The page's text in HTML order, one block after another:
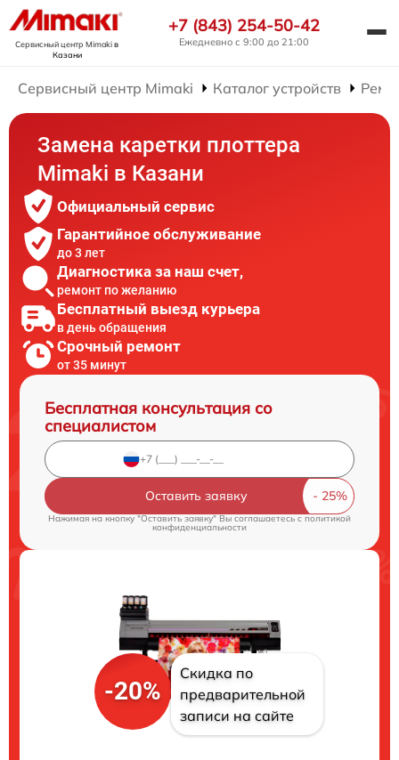
Сервисный центр Mimakiв
Казани
+7 (843) 254-50-42
Ежедневно с 9:00 до 21:00
Сервисный центр Mimaki Каталог устройств
Замена каретки плоттера
Mimaki в Казани
Официальный сервис
Гарантийное обслуживание
до 3 лет
Диагностика за наш счет,
ремонт по желанию
Бесплатный выезд курьера
в день обращения
Срочный ремонт
от 35 минут
Бесплатная консультация со
специалистом
Оставить заявку
Нажимая на кнопку "Оставить заявку" Вы соглашаетесь cполитикой
конфиденциальности
-20%
Скидка по
предварительной
записи на сайте